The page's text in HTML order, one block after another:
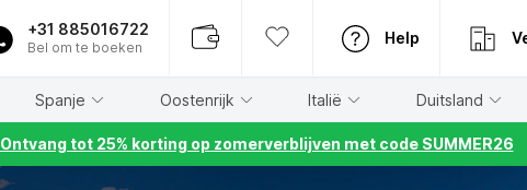
+31 885016722
Bel om te boeken
Help
Spanje Oostenrijk Italië Duitsland
Ontvang tot 25% korting op zomerverblijven met code SUMMER26